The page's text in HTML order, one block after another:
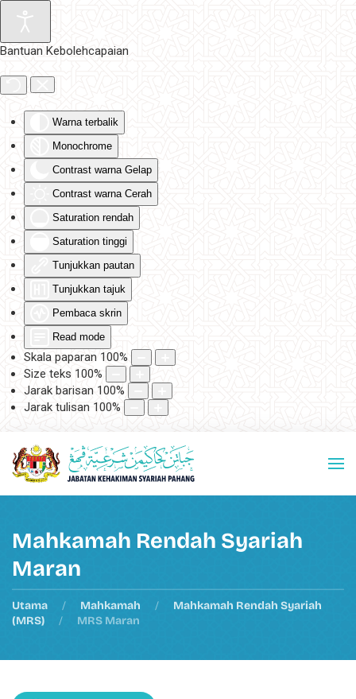
Bantuan Kebolehcapaian
Warna terbalik
Monochrome
Contrast warna Gelap
Contrast warna Cerah
Saturation rendah
Saturation tinggi
Tunjukkan pautan
Tunjukkan tajuk
Pembaca skrin
Read mode
Skala paparan 100%
Size teks 100%
Jarak barisan 100%
Jarak tulisan 100%
Skip to main content
Mahkamah Rendah Syariah
Maran
Utama Mahkamah
Mahkamah Rendah Syariah
(MRS)
MRS Maran